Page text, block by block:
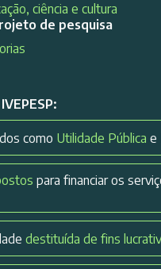
ciência e cultura
de pesquisa
como Utilidade Pública e
para financiar os
destituída de fins